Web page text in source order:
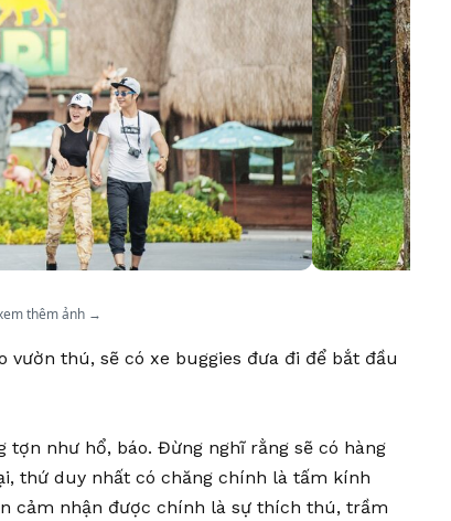
thêm ảnh →
thú, sẽ có xe buggies đưa đi để bắt đầu
như hổ, báo. Đừng nghĩ rằng sẽ có hàng
thứ duy nhất có chăng chính là tấm kính
cảm nhận được chính là sự thích thú, trầm